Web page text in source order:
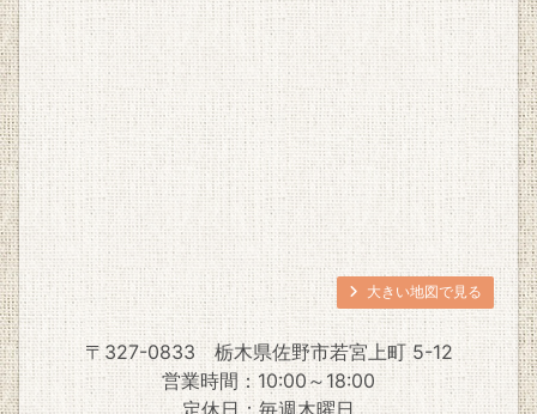
大きい地図で見る
〒327-0833
栃木県佐野市若宮上町 5-12
営業時間：10:00～18:00
定休日：毎週木曜日